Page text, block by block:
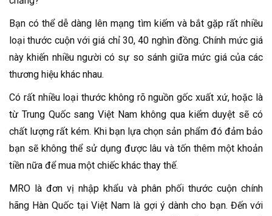
Bạn có thể dễ dàng lên mạng tìm kiếm và bắt gặp rất nhiều
loại thước cuộn với giá chỉ 30, 40 nghìn đồng. Chính mức giá
này khiến nhiều người có sự so sánh giữa mức giá của các
thương hiệu khác nhau.
Có rất nhiều loại thước không rõ nguồn gốc xuất xứ, hoặc là
từ Trung Quốc sang Việt Nam không qua kiểm duyệt sẽ có
chất lượng rất kém. Khi bạn lựa chọn sản phẩm đó đảm bảo
bạn sẽ không thể sử dụng được lâu và tốn thêm một khoản
tiền nữa để mua một chiếc khác thay thế.
MRO là đơn vị nhập khẩu và phân phối thước cuộn chính
hãng Hàn Quốc tại Việt Nam là gợi ý dành cho bạn. Đến với